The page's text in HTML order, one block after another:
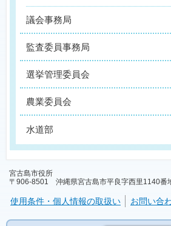
議会事務局
監査委員事務局
選挙管理委員会
農業委員会
水道部
宮古島市役所
〒906-8501 沖縄県宮古島市平良字西里1140番
使用条件・個人情報の取扱い お問い合